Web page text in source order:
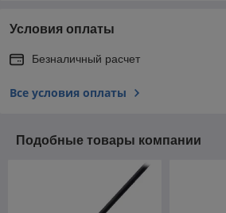
Условия оплаты
Безналичный расчет
Все условия оплаты
Подобные товары компании